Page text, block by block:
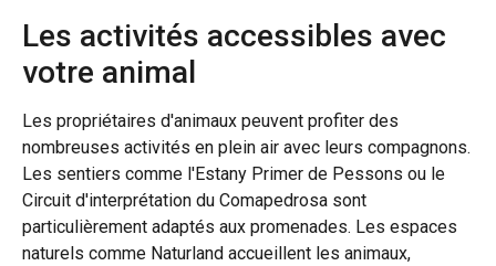
Les activités accessibles avec
votre animal
Les propriétaires d'animaux peuvent profiter des
nombreuses activités en plein air avec leurs compagnons.
Les sentiers comme l'Estany Primer de Pessons ou le
Circuit d'interprétation du Comapedrosa sont
particulièrement adaptés aux promenades. Les espaces
naturels comme Naturland accueillent les animaux,